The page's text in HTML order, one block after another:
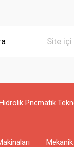
Hidrolik Pnömatik